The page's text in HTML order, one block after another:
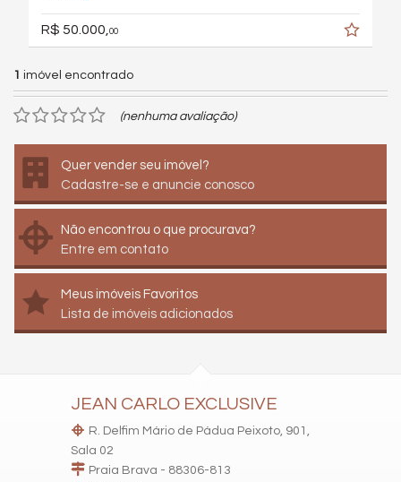
R$ 50.000, 00
1 imóvel encontrado
(nenhuma avaliação)
Quer vender seu imóvel?
Cadastre-se e anuncie conosco
Não encontrou o que procurava?
Entre em contato
Meus imóveis Favoritos
Lista de imóveis adicionados
JEAN CARLO EXCLUSIVE
R. Delfim Mário de Pádua Peixoto, 901,
Sala 02
Praia Brava - 88306-813